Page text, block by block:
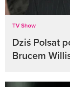
TV Show
Dziś Polsat
Brucem